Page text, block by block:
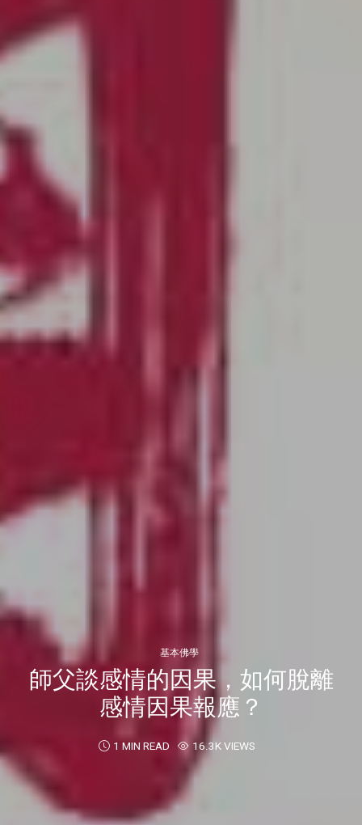
基本佛學
師父談感情的因果，如何脫離
感情因果報應？
1 MIN READ 16.3K VIEWS